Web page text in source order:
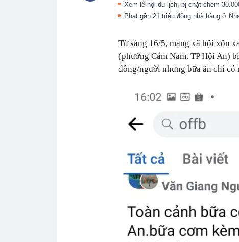
Xem lễ hội du lịch, bị chặt chém
Phạt gần 21 triệu đồng nhà hàng ở
Từ sáng 16/5, mạng xã hội xôn
(phường Cẩm Nam, TP Hội An)
đồng/người nhưng bữa ăn chỉ